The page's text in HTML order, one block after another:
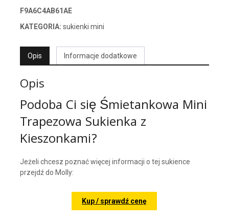
F9A6C4AB61AE
KATEGORIA: sukienki mini
Opis Informacje dodatkowe
Opis
Podoba Ci się Śmietankowa Mini
Trapezowa Sukienka z
Kieszonkami?
Jeżeli chcesz poznać więcej informacji o tej sukience
przejdź do Molly:
Kup / sprawdź cenę